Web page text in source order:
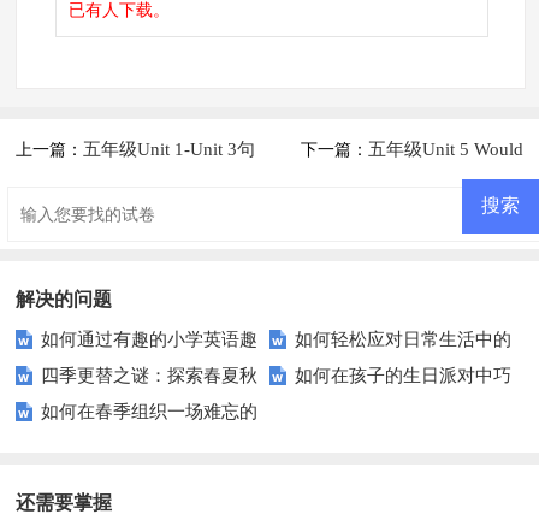
已有人下载。
上一篇： 五年级Unit 1-Unit 3句 下一篇： 五年级Unit 5 Would
解决的问题
如何通过有趣的小学英语趣
味练习提升孩子的英语水平？
如何轻松应对日常生活中的
小麻烦？——实用技巧大公开
四季更替之谜：探索春夏秋
冬的秘密
如何在孩子的生日派对中巧
如何在春季组织一场难忘的
还需要掌握